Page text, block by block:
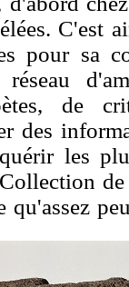
C'est
pour sa
de
des
les
qu'assez